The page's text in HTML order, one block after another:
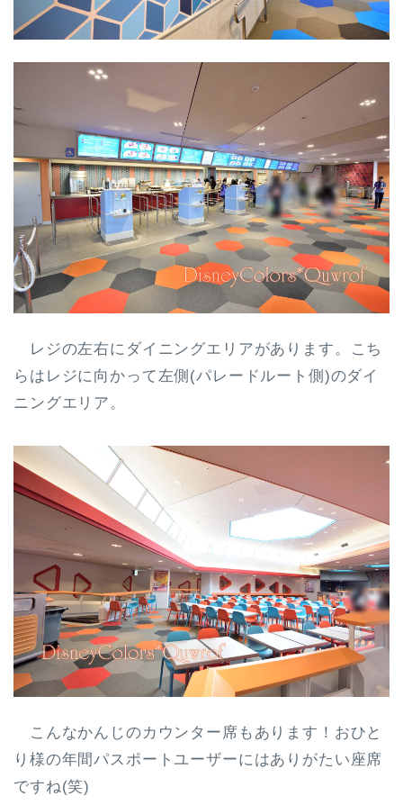
レジの左右にダイニングエリアがあります。こち
らはレジに向かって左側(パレードルート側)のダイ
ニングエリア。
こんなかんじのカウンター席もあります！おひと
り様の年間パスポートユーザーにはありがたい座席
ですね(笑)